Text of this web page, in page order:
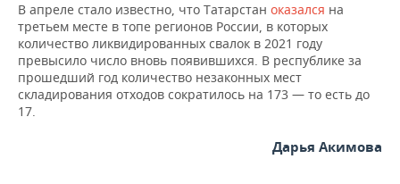
В апреле стало известно, что Татарстан оказался на
третьем месте в топе регионов России, в которых
количество ликвидированных свалок в 2021 году
превысило число вновь появившихся. В республике за
прошедший год количество незаконных мест
складирования отходов сократилось на 173 — то есть до
17.
Дарья Акимова